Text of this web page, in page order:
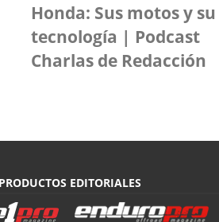
Honda: Sus motos y su
tecnología | Podcast
Charlas de Redacción
EDITORIALES